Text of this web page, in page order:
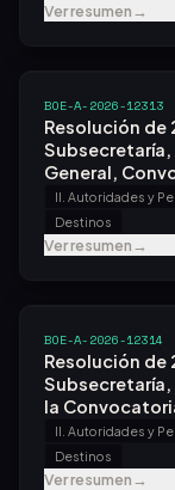
Ver resumen→
BOE-A-2026-12313
Resolución de
Subsecretaría,
General,
de 2026.
Destinos
Ver resumen→
BOE-A-2026-12314
Resolución de
Subsecretaría,
la
por
Destinos
Ver resumen→